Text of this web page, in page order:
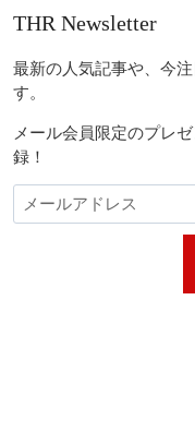
THR Newsletter
最新の人気記事や、今
す。
メール会員限定のプレ
録！